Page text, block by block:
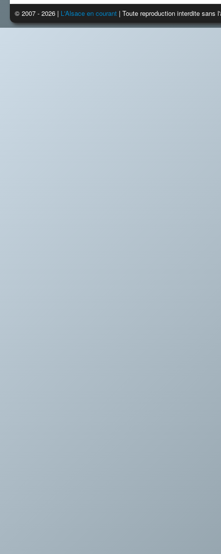
© 2007 - 2026 | L'Alsace en courant | Toute reproduction interdite sans